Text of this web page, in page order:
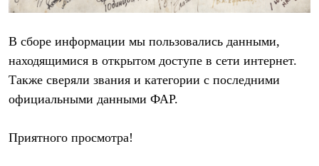
Еда
Женская обувь
Сапоги
Мужская обувь
Ботинки
Гамаши и бахилы
В сборе информации мы пользовались данными,
находящимися в открытом доступе в сети интернет.
Также сверяли звания и категории с последними
официальными данными ФАР.
Приятного просмотра!